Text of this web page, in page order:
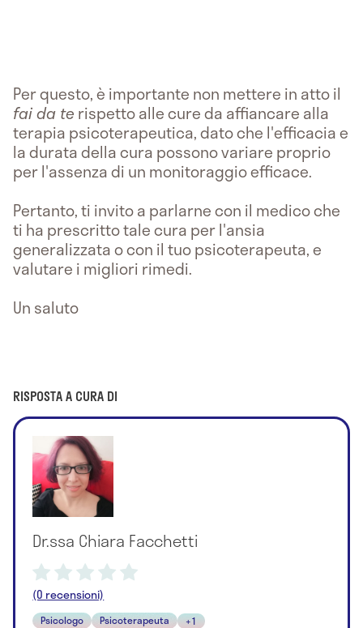
Per questo, è importante non mettere in atto il
fai da te rispetto alle cure da affiancare alla
terapia psicoterapeutica, dato che l'efficacia e
la durata della cura possono variare proprio
per l'assenza di un monitoraggio efficace.
Pertanto, ti invito a parlarne con il medico che
ti ha prescritto tale cura per l'ansia
generalizzata o con il tuo psicoterapeuta, e
valutare i migliori rimedi.
Un saluto
RISPOSTA A CURA DI
Dr.ssa Chiara Facchetti
(0 recensioni)
Psicologo Psicoterapeuta +1